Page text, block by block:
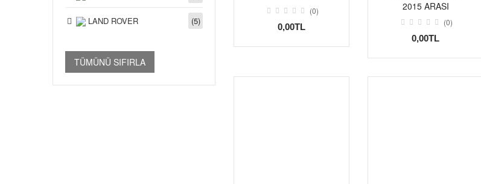
LAND ROVER (5)
TÜMÜNÜ SIFIRLA
(0)
0,00TL
2015 ARASI
(0)
0,00TL